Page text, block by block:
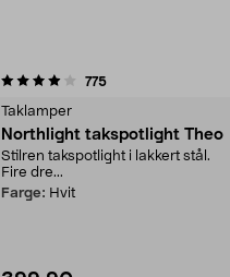
775anmeldelser
Taklamper
Northlight takspotlight Theo
Stilren takspotlight i lakkert stål.
Fire dre...
Farge: Hvit
4.5 av 5 stjerner